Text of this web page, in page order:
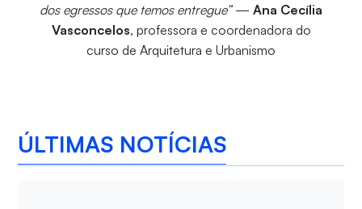
dos egressos que temos entregue”— Ana Cecília
Vasconcelos, professora e coordenadora do
curso de Arquitetura e Urbanismo
ÚLTIMAS NOTÍCIAS